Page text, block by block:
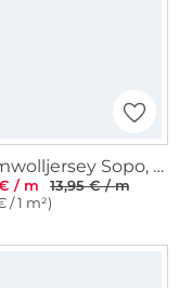
Baumwolljersey Sopo, aquablau
/ m
13,95 € / m
/ 1 m²)